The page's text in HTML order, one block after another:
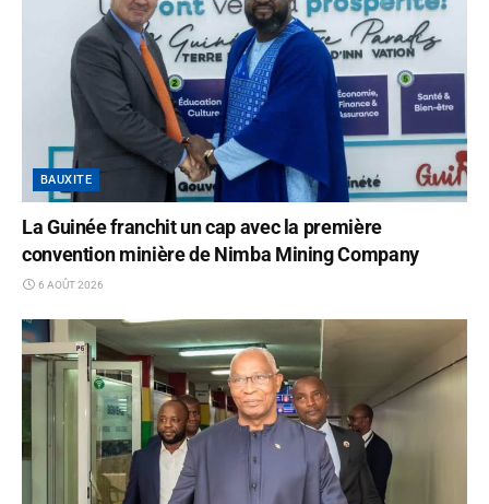
BAUXITE
La Guinée franchit un cap avec la première
convention minière de Nimba Mining Company
6 AOÛT 2026